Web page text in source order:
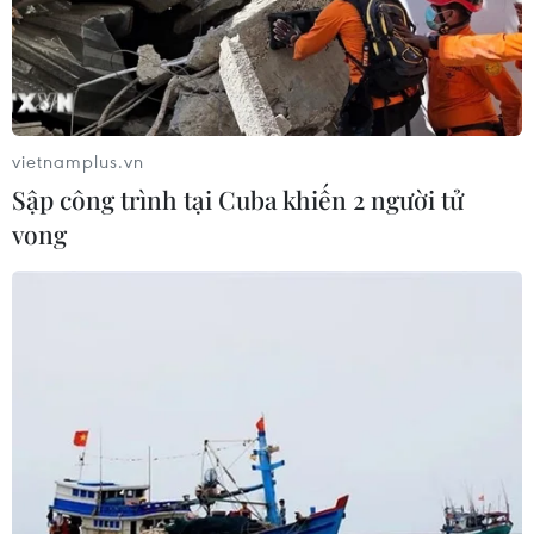
Sập công trình tại Cuba khiến 2
người tử vong
07/08/2026 01:48
Syria: Nổ xe buýt gần thủ đô
Damascus khiến 2 người chết và 13
Ớt nhập khẩu từ Mexico khiến hàng
trăm người tiêu dùng Mỹ nhiễm
khuẩn Salmonella
07/08/2026 00:43
vietnamplus.vn
Sập công trình tại Cuba khiến 2 người tử
vong